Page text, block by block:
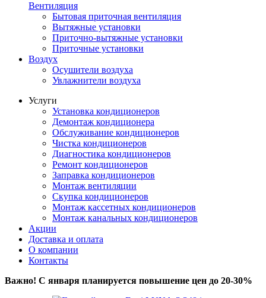
Вентиляция
Бытовая приточная вентиляция
Вытяжные установки
Приточно-вытяжные установки
Приточные установки
Воздух
Осушители воздуха
Увлажнители воздуха
Услуги
Установка кондиционеров
Демонтаж кондиционера
Обслуживание кондиционеров
Чистка кондиционеров
Диагностика кондиционеров
Ремонт кондиционеров
Заправка кондиционеров
Монтаж вентиляции
Скупка кондиционеров
Монтаж кассетных кондиционеров
Монтаж канальных кондиционеров
Акции
Доставка и оплата
О компании
Контакты
Важно! С января планируется повышение цен до 20-30%